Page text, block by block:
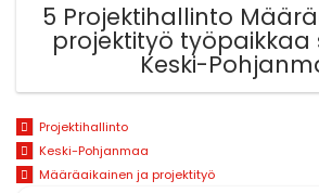
5 Projektihallinto
projektityö työpaikkaa
Keski-
Projektihallinto
Keski-Pohjanmaa
Määräaikainen ja projektityö